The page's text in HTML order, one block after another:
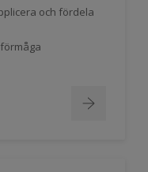
och fördela